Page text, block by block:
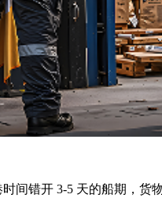
错开 3-5 天的船期，货